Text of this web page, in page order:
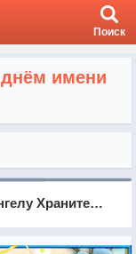
Поиск
имени
Юлия Славянская - Молитва Ангелу Хранителю